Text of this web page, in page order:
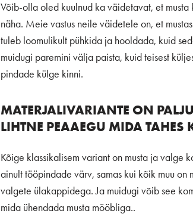
Võib-olla oled kuulnud ka väidetavat, et
näha. Meie vastus neile väidetele on, et
tuleb loomulikult pühkida ja hooldada, kuid
muidugi paremini välja paista, kuid teisest
pindade külge kinni.
MATERJALIVARIANTE ON
LIHTNE PEAAEGU MIDA TAHES
Kõige klassikalisem variant on musta ja valge
ainult tööpindade värv, samas kui kõik muu on
valgete ülakappidega. Ja muidugi võib see
mida ühendada musta mööbliga..